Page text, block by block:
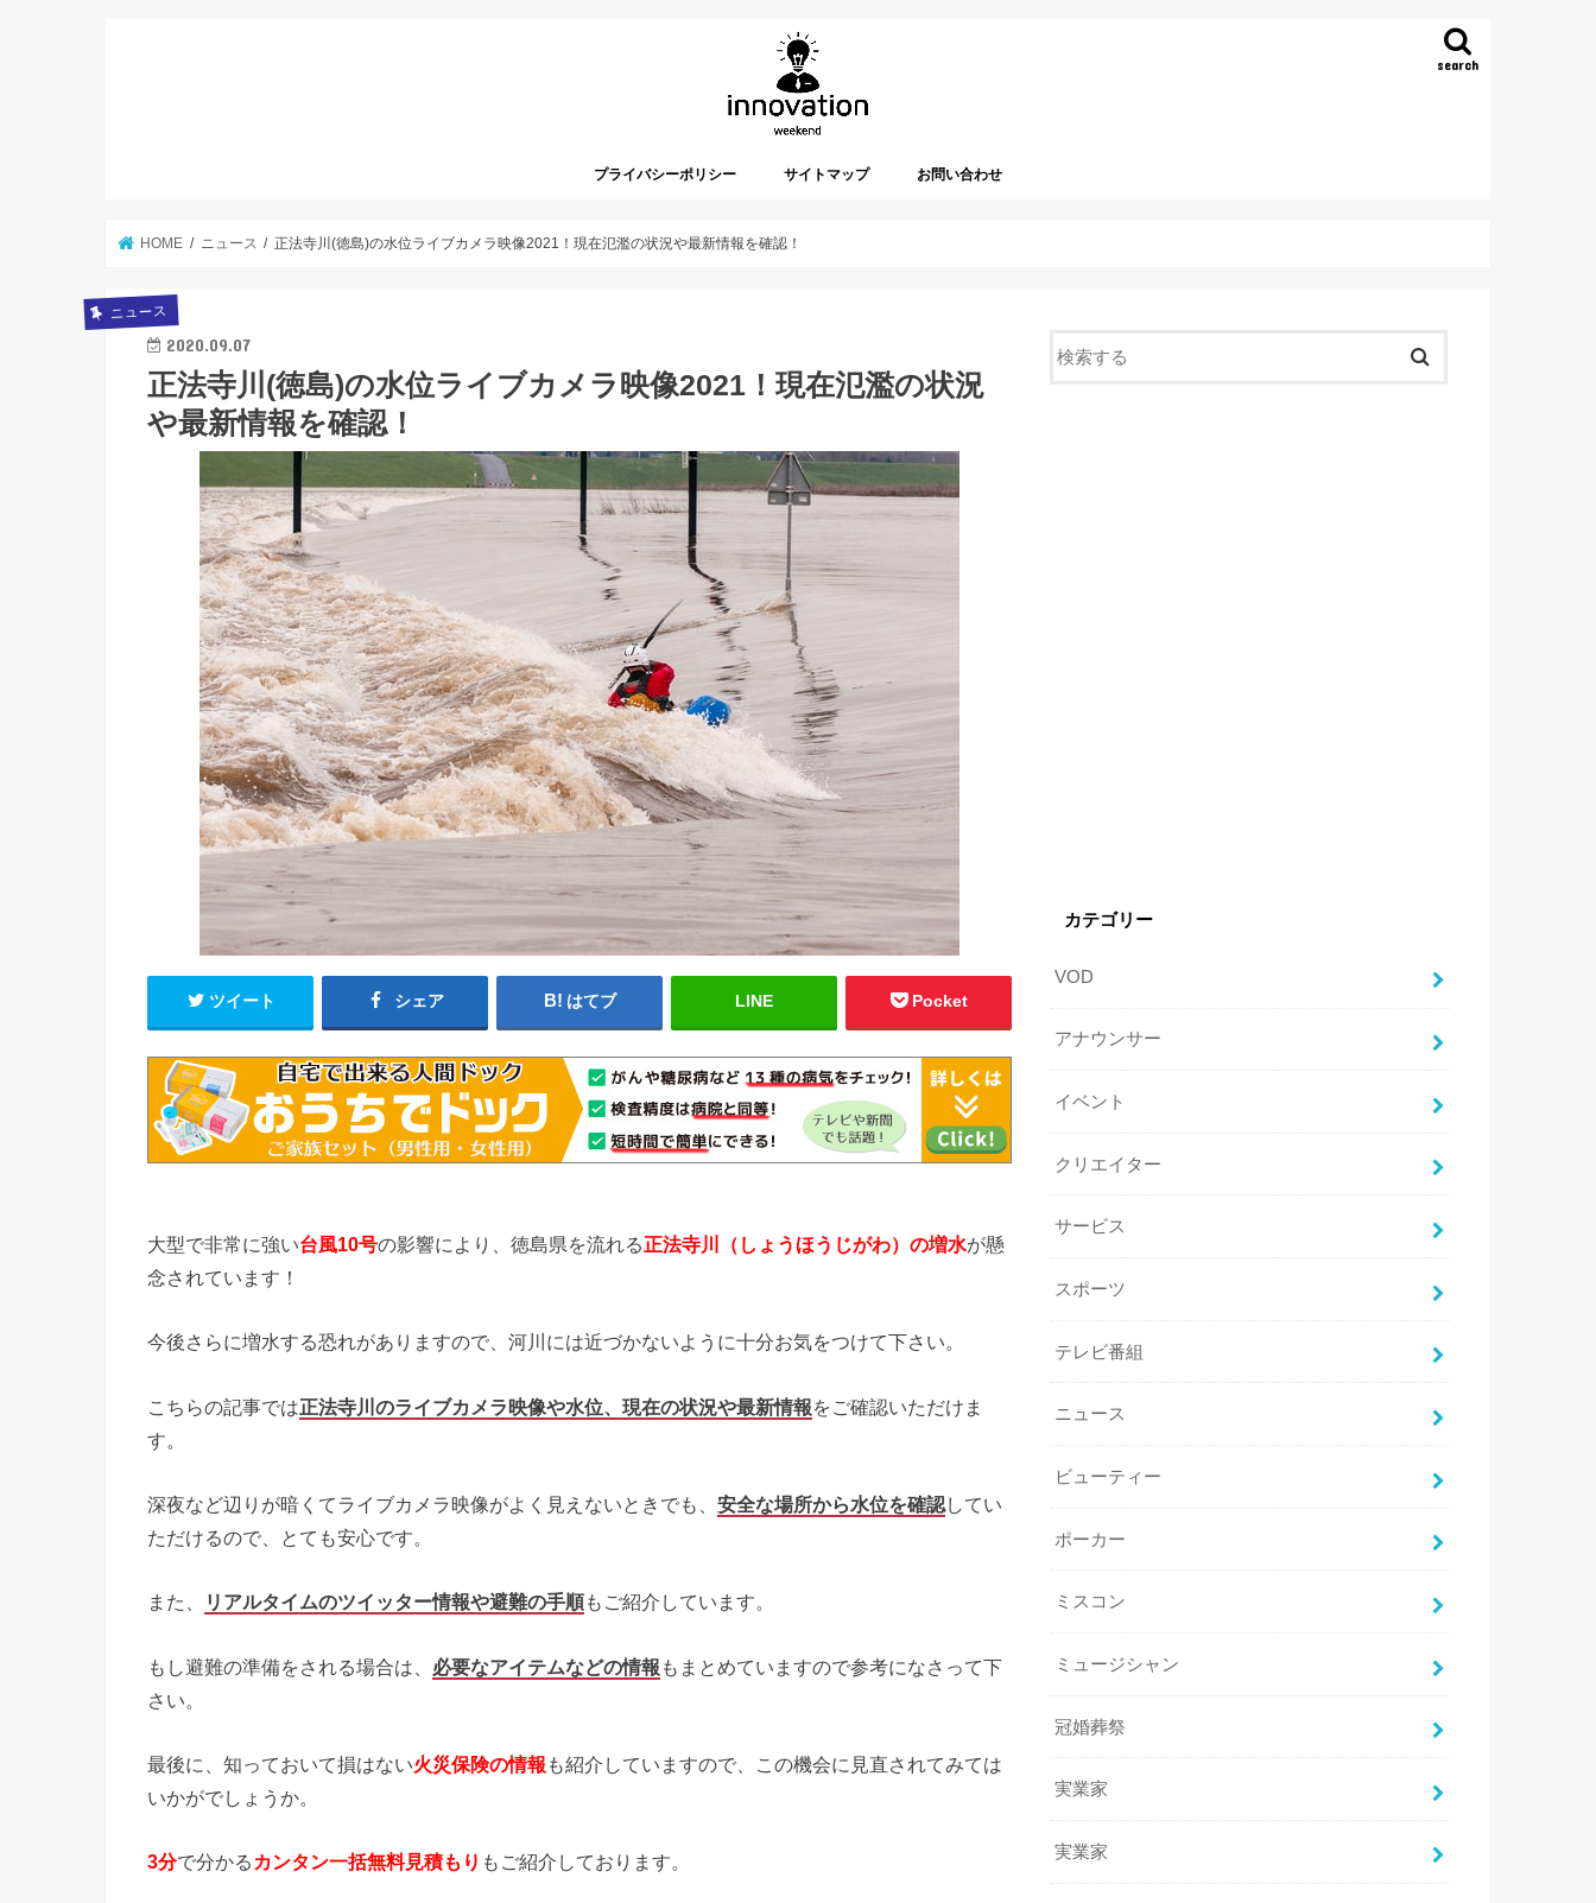
search
プライバシーポリシー サイトマップ お問い合わせ
HOME ニュース 正法寺川(徳島)の水位ライブカメラ映像2021！現在氾濫の状況や最新情報を確認！
ニュース
2020.09.07
正法寺川(徳島)の水位ライブカメラ映像2021！現在氾濫の状況
や最新情報を確認！
ツイート シェア はてブ LINE Pocket
大型で非常に強い台風10号の影響により、徳島県を流れる正法寺川 （しょうほうじがわ）の増水が懸
念されています！
今後さらに増水する恐れがありますので、河川には近づかないように十分お気をつけて下さい。
こちらの記事では正法寺川のライブカメラ映像や水位、現在の状況や最新情報をご確認いただけま
す。
深夜など辺りが暗くてライブカメラ映像がよく見えないときでも、 安全な場所から水位を確認してい
ただけるので、とても安心です。
また、 リアルタイムのツイッター情報や避難の手順もご紹介しています。
もし避難の準備をされる場合は、 必要なアイテムなどの情報 もまとめていますので参考になさって下
さい。
最後に、知っておいて損はない火災保険の情報 も紹介していますので、この機会に見直されてみては
いかがでしょうか。
3分で分かる カンタン一括無料見積もり もご紹介しております。
カテゴリー
VOD
アナウンサー
イベント
クリエイター
サービス
スポーツ
テレビ番組
ニュース
ビューティー
ポーカー
ミスコン
ミュージシャン
冠婚葬祭
実業家
実業家